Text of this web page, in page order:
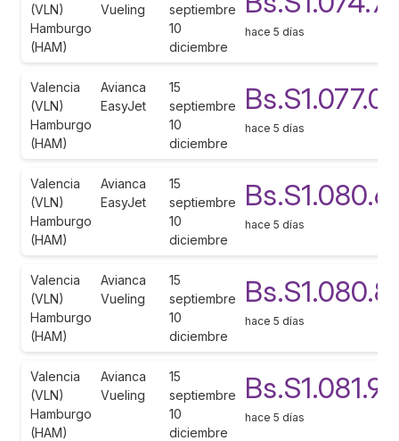
(VLN)
Hamburgo
(HAM)
Vueling
septiembre
10
diciembre
hace 5 días
Valencia
(VLN)
Hamburgo
(HAM)
Avianca
EasyJet
15
septiembre
10
diciembre
hace 5 días
Valencia
(VLN)
Hamburgo
(HAM)
Avianca
EasyJet
15
septiembre
10
diciembre
hace 5 días
Valencia
(VLN)
Hamburgo
(HAM)
Avianca
Vueling
15
septiembre
10
diciembre
hace 5 días
Valencia
(VLN)
Hamburgo
(HAM)
Avianca
Vueling
15
septiembre
10
diciembre
hace 5 días